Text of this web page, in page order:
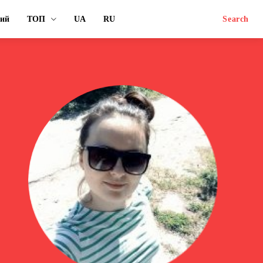
ТОП UA RU Search